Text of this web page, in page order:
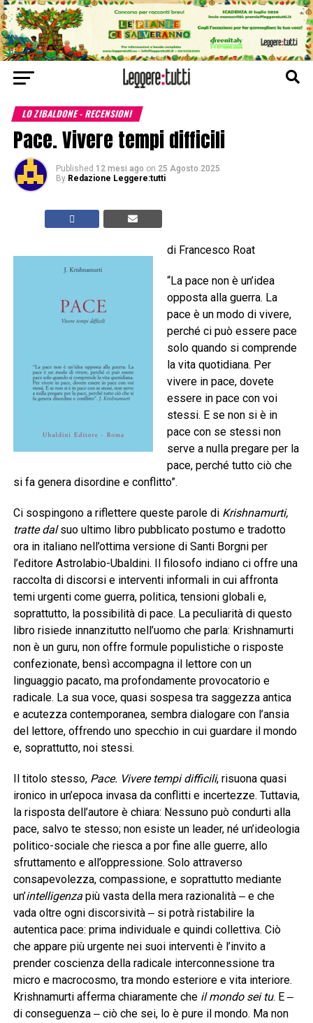
LO ZIBALDONE - RECENSIONI
Pace. Vivere tempi difficili
Published 12 mesi ago on 25 Agosto 2025
By Redazione Leggere:tutti
di Francesco Roat
“La pace non è un’idea
opposta alla guerra. La
pace è un modo di vivere,
perché ci può essere pace
solo quando si comprende
la vita quotidiana. Per
vivere in pace, dovete
essere in pace con voi
stessi. E se non si è in
pace con se stessi non
serve a nulla pregare per la
pace, perché tutto ciò che
si fa genera disordine e conflitto”.
Ci sospingono a riflettere queste parole di Krishnamurti,
tratte dalsuo ultimo libro pubblicato postumo e tradotto
ora in italiano nell’ottima versione di Santi Borgni per
l’editore Astrolabio-Ubaldini. Il filosofo indiano ci offre una
raccolta di discorsi e interventi informali in cui affronta
temi urgenti come guerra, politica, tensioni globali e,
soprattutto, la possibilità di pace. La peculiarità di questo
libro risiede innanzitutto nell’uomo che parla: Krishnamurti
non è un guru, non offre formule populistiche o risposte
confezionate, bensì accompagna il lettore con un
linguaggio pacato, ma profondamente provocatorio e
radicale. La sua voce, quasi sospesa tra saggezza antica
e acutezza contemporanea, sembra dialogare con l’ansia
del lettore, offrendo uno specchio in cui guardare il mondo
e, soprattutto, noi stessi.
Il titolo stesso, Pace. Vivere tempi difficili, risuona quasi
ironico in un’epoca invasa da conflitti e incertezze. Tuttavia,
la risposta dell’autore è chiara: Nessuno può condurti alla
pace, salvo te stesso; non esiste un leader, né un’ideologia
politico-sociale che riesca a por fine alle guerre, allo
sfruttamento e all’oppressione. Solo attraverso
consapevolezza, compassione, e soprattutto mediante
un’intelligenzapiù vasta della mera razionalità ‒ e che
vada oltre ogni discorsività ‒ si potrà ristabilire la
autentica pace: prima individuale e quindi collettiva. Ciò
che appare più urgente nei suoi interventi è l’invito a
prender coscienza della radicale interconnessione tra
micro e macrocosmo, tra mondo esteriore e vita interiore.
Krishnamurti afferma chiaramente che il mondo sei tu. E ‒
di conseguenza ‒ ciò che sei, lo è pure il mondo. Ma non